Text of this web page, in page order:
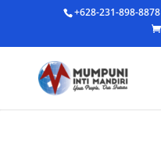
+628-231-898-8878